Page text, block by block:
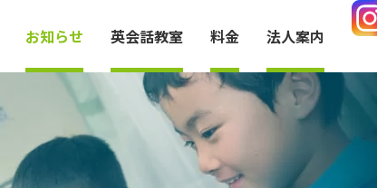
お知らせ 英会話教室 料金 法人案内
0276-56-4433
HOME お知らせ